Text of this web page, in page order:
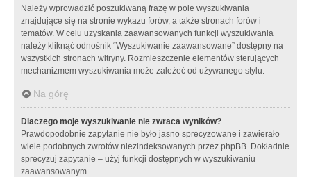
Należy wprowadzić poszukiwaną frazę w pole wyszukiwania
znajdujące się na stronie wykazu forów, a także stronach forów i
tematów. W celu uzyskania zaawansowanych funkcji wyszukiwania
należy kliknąć odnośnik “Wyszukiwanie zaawansowane” dostępny na
wszystkich stronach witryny. Rozmieszczenie elementów sterujących
mechanizmem wyszukiwania może zależeć od używanego stylu.
Na górę
Dlaczego moje wyszukiwanie nie zwraca wyników?
Prawdopodobnie zapytanie nie było jasno sprecyzowane i zawierało
wiele podobnych zwrotów niezindeksowanych przez phpBB. Dokładnie
sprecyzuj zapytanie – użyj funkcji dostępnych w wyszukiwaniu
zaawansowanym.